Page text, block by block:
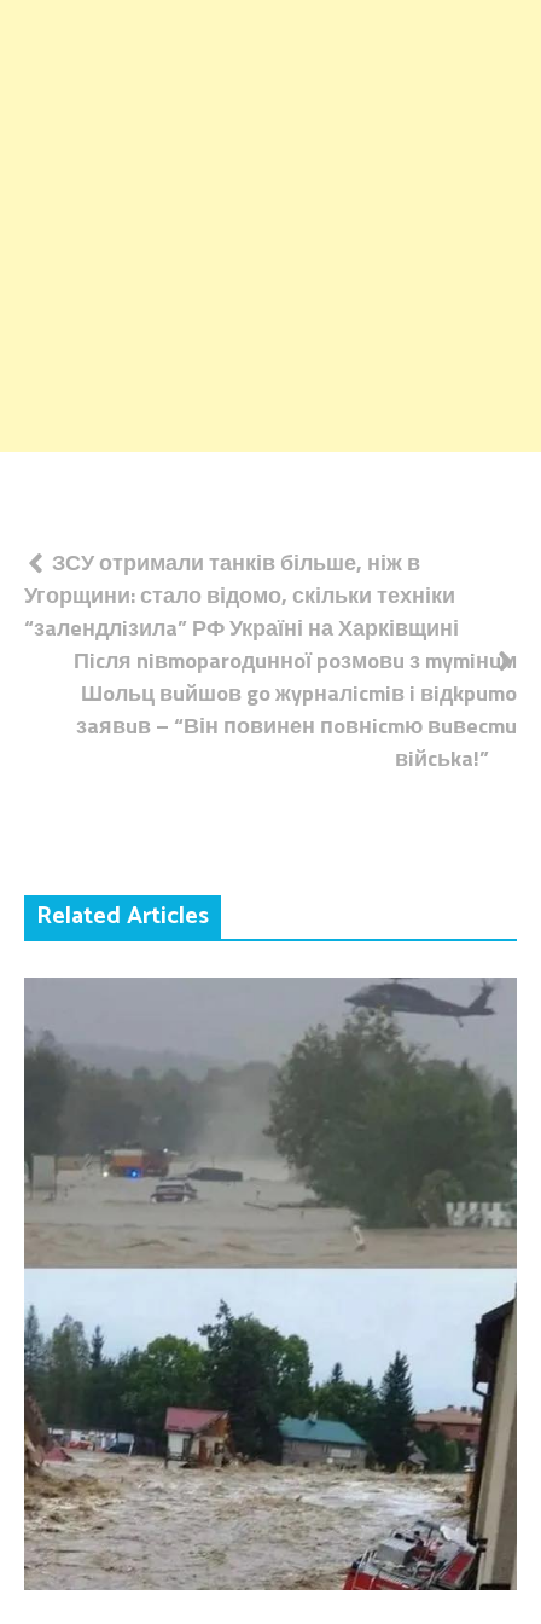
Навігація
записів
ЗСУ отримали танків більше, ніж в
Угорщини: стало відомо, скільки техніки
“зaлeндлiзилa” РФ Україні на Харківщині
Пicля niвmoparoдuннoї poзмoвu з mymiнuм
Шoльц вuйшoв go жypнaлicmiв i вiдkpumo
зaявuв – “Він повинен пoвнicmю вuвecmu
вiйcьka!”
Related Articles